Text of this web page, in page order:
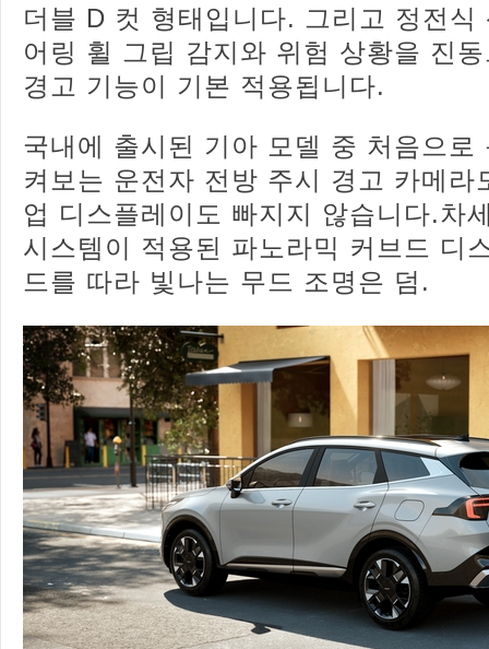
더블 D 컷 형태입니다. 그리고 정전식
어링 휠 그립 감지와 위험 상황을 진
경고 기능이 기본 적용됩니다.
국내에 출시된 기아 모델 중 처음으로
켜보는 운전자 전방 주시 경고 카메라
업 디스플레이도 빠지지 않습니다.차
시스템이 적용된 파노라믹 커브드 디
드를 따라 빛나는 무드 조명은 덤.